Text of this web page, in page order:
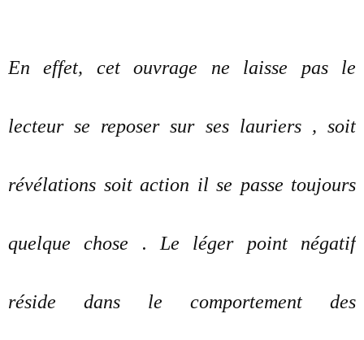
En effet, cet ouvrage ne laisse pas le
lecteur se reposer sur ses lauriers , soit
révélations soit action il se passe toujours
quelque chose . Le léger point négatif
réside dans le comportement des